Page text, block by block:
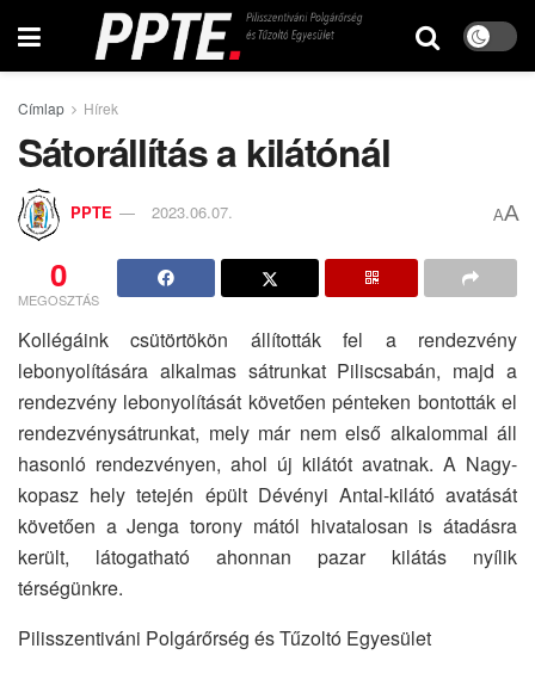
Címlap Hírek
Sátorállítás a kilátónál
PPTE 2023.06.07. AA
0
MEGOSZTÁS
Kollégáink csütörtökön állították fel a rendezvény
lebonyolítására alkalmas sátrunkat Piliscsabán, majd a
rendezvény lebonyolítását követően pénteken bontották el
rendezvénysátrunkat, mely már nem első alkalommal áll
hasonló rendezvényen, ahol új kilátót avatnak. A Nagy-
kopasz hely tetején épült Dévényi Antal-kilátó avatását
követően a Jenga torony mától hivatalosan is átadásra
került, látogatható ahonnan pazar kilátás nyílik
térségünkre.
Pilisszentiváni Polgárőrség és Tűzoltó Egyesület